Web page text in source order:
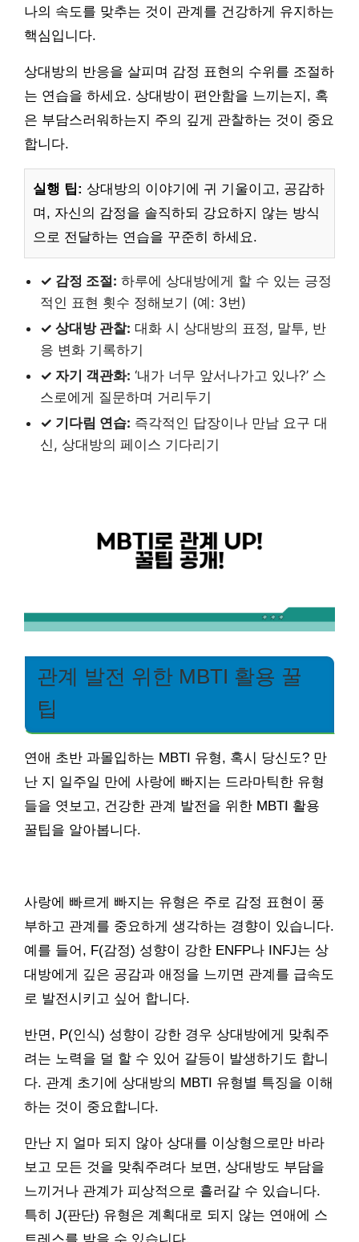
나의 속도를 맞추는 것이 관계를 건강하게 유지하는
핵심입니다.
상대방의 반응을 살피며 감정 표현의 수위를 조절하
는 연습을 하세요. 상대방이 편안함을 느끼는지, 혹
은 부담스러워하는지 주의 깊게 관찰하는 것이 중요
합니다.
실행 팁: 상대방의 이야기에 귀 기울이고, 공감하
며, 자신의 감정을 솔직하되 강요하지 않는 방식
으로 전달하는 연습을 꾸준히 하세요.
✓ 감정 조절: 하루에 상대방에게 할 수 있는 긍정
적인 표현 횟수 정해보기 (예: 3번)
✓ 상대방 관찰: 대화 시 상대방의 표정, 말투, 반
응 변화 기록하기
✓ 자기 객관화: ‘내가 너무 앞서나가고 있나?’ 스
스로에게 질문하며 거리두기
✓ 기다림 연습: 즉각적인 답장이나 만남 요구 대
신, 상대방의 페이스 기다리기
관계 발전 위한 MBTI 활용 꿀
팁
연애 초반 과몰입하는 MBTI 유형, 혹시 당신도? 만
난 지 일주일 만에 사랑에 빠지는 드라마틱한 유형
들을 엿보고, 건강한 관계 발전을 위한 MBTI 활용
꿀팁을 알아봅니다.
사랑에 빠르게 빠지는 유형은 주로 감정 표현이 풍
부하고 관계를 중요하게 생각하는 경향이 있습니다.
예를 들어, F(감정) 성향이 강한 ENFP나 INFJ는 상
대방에게 깊은 공감과 애정을 느끼면 관계를 급속도
로 발전시키고 싶어 합니다.
반면, P(인식) 성향이 강한 경우 상대방에게 맞춰주
려는 노력을 덜 할 수 있어 갈등이 발생하기도 합니
다. 관계 초기에 상대방의 MBTI 유형별 특징을 이해
하는 것이 중요합니다.
만난 지 얼마 되지 않아 상대를 이상형으로만 바라
보고 모든 것을 맞춰주려다 보면, 상대방도 부담을
느끼거나 관계가 피상적으로 흘러갈 수 있습니다.
특히 J(판단) 유형은 계획대로 되지 않는 연애에 스